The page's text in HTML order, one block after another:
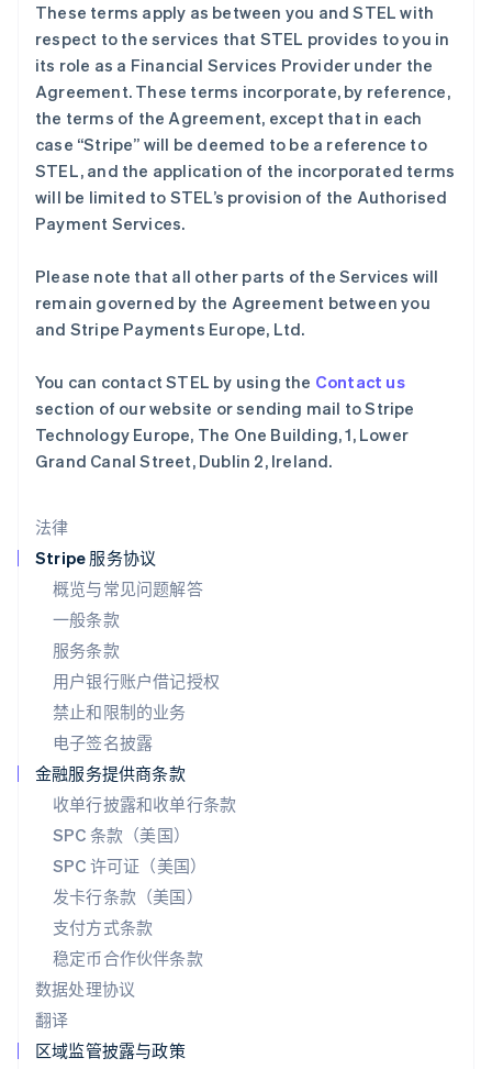
法律
Stripe 服务协议
概览与常见问题解答
一般条款
服务条款
用户银行账户借记授权
禁止和限制的业务
电子签名披露
金融服务提供商条款
收单行披露和收单行条款
SPC 条款（美国）
SPC 许可证（美国）
发卡行条款（美国）
支付方式条款
稳定币合作伙伴条款
数据处理协议
翻译
区域监管披露与政策
These terms apply as between you and STEL with
respect to the services that STEL provides to you in
its role as a Financial Services Provider under the
Agreement. These terms incorporate, by reference,
the terms of the Agreement, except that in each
case “Stripe” will be deemed to be a reference to
STEL, and the application of the incorporated terms
will be limited to STEL’s provision of the Authorised
Payment Services.
Please note that all other parts of the Services will
remain governed by the Agreement between you
and Stripe Payments Europe, Ltd.
You can contact STEL by using the Contact us
section of our website or sending mail to Stripe
Technology Europe, The One Building, 1, Lower
Grand Canal Street, Dublin 2, Ireland.
加拿大
EnglishFrançais
捷克
克罗地亚
English Italiano
拉脱维亚
English
立陶宛
列支敦士登
卢森堡
FrançaisDeutsch English
罗马尼亚
English
马来西亚
English简体中文
美国
Español
挪威
葡萄牙
Português
日本
日本語English
瑞典
SvenskaEnglish
DeutschFrançais
塞浦路斯
English
斯洛伐克
English
斯洛文尼亚
泰国
ไทยEnglish
希腊
English
西班牙
Español
新加坡